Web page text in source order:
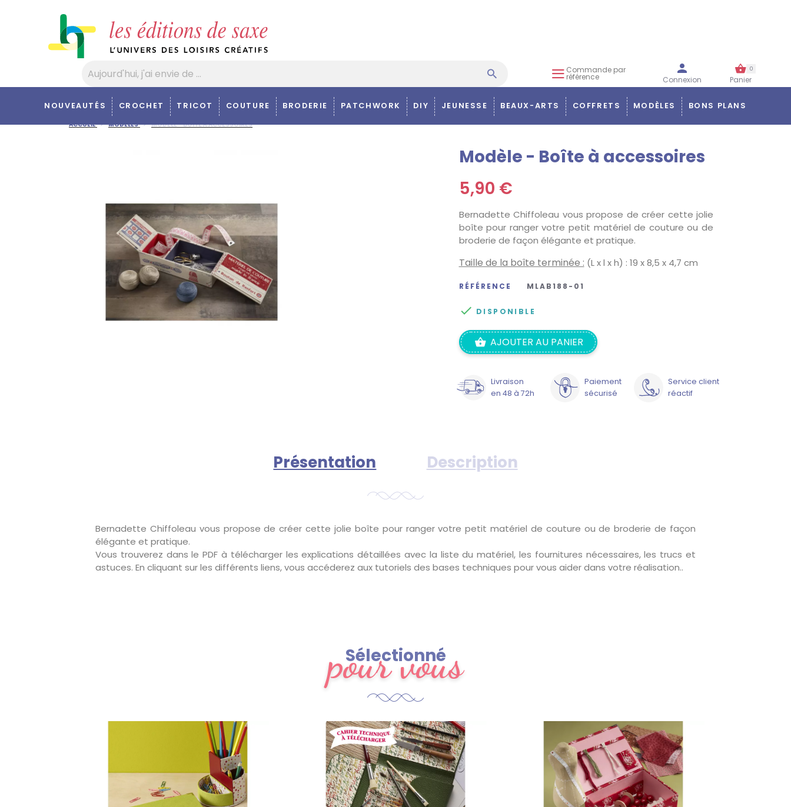
Commande par
référence Connexion Panier
0
NOUVEAUTÉS CROCHET TRICOT COUTURE BRODERIE PATCHWORK DIY JEUNESSE BEAUX-ARTS COFFRETS MODÈLES BONS PLANS
ACCUEIL MODÈLES MODÈLE - BOÎTE À ACCESSOIRES
Modèle - Boîte à accessoires
5,90 €
Bernadette Chiffoleau vous propose de créer cette jolie
boîte pour ranger votre petit matériel de couture ou de
broderie de façon élégante et pratique.
Taille de la boîte terminée : (L x l x h) : 19 x 8,5 x 4,7 cm
RÉFÉRENCE MLAB188-01
 DISPONIBLE
AJOUTER AU PANIER
Livraison
en 48 à 72h
Paiement
sécurisé
Service client
réactif
Présentation Description
Bernadette Chiffoleau vous propose de créer cette jolie boîte pour ranger votre petit matériel de couture ou de broderie de façon
élégante et pratique.
Vous trouverez dans le PDF à télécharger les explications détaillées avec la liste du matériel, les fournitures nécessaires, les trucs et
astuces. En cliquant sur les différents liens, vous accéderez aux tutoriels des bases techniques pour vous aider dans votre réalisation..
Sélectionné
pour vous